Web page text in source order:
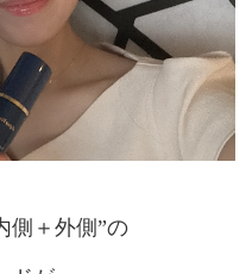
側＋外側”の